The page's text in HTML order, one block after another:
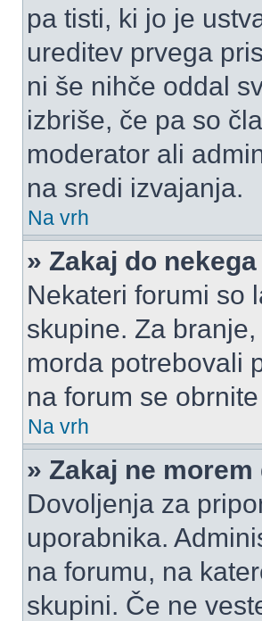
pa tisti, ki jo je
ureditev prvega
ni še nihče oddal
izbriše, če pa so
moderator ali
na sredi izvajanja.
Na vrh
» Zakaj do
Nekateri forumi so
skupine. Za
morda potrebovali
na forum se
Na vrh
» Zakaj ne
Dovoljenja za
uporabnika.
na forumu, na
skupini. Če ne